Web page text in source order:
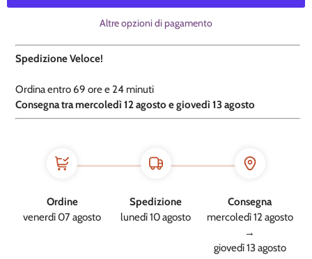
Altre opzioni di pagamento
Spedizione Veloce!
Ordina entro 69 ore e 24 minuti
​Consegna tra mercoledì 12 agosto e giovedì 13 agosto
Ordine
venerdì 07 agosto
Spedizione
lunedì 10 agosto
Consegna
mercoledì 12 agosto
→
giovedì 13 agosto